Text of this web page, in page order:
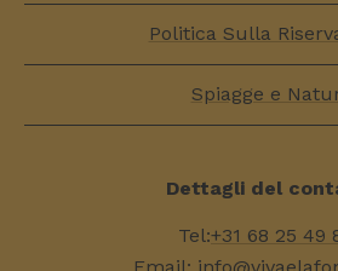
Politica Sulla
Spiagge e
Dettagli del
Tel:+31 68 25 49